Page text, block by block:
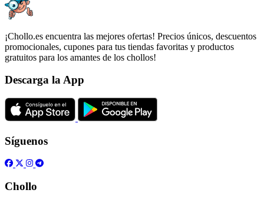
¡Chollo.es encuentra las mejores ofertas! Precios únicos, descuentos
promocionales, cupones para tus tiendas favoritas y productos
gratuitos para los amantes de los chollos!
Descarga la App
Síguenos
Chollo